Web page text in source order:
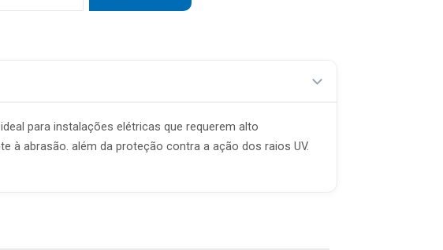
para instalações elétricas que requerem alto
à abrasão. além da proteção contra a ação dos raios UV.